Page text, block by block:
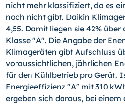
nicht mehr klassifiziert, da es
noch nicht gibt. Daikin
4,55. Damit liegen sie 42%
Klasse "A". Die Angabe der
Klimageräten gibt Aufschluss
voraussichtlichen, jährlichen
für den Kühlbetrieb pro Gerät.
Energieeffizienz "A" mit 310
ergeben sich daraus, bei